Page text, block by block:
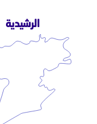
الرشيدية